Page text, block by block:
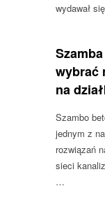
wydawał
wybrać
na
Szambo
jednym z
rozwiązań
sieci
…